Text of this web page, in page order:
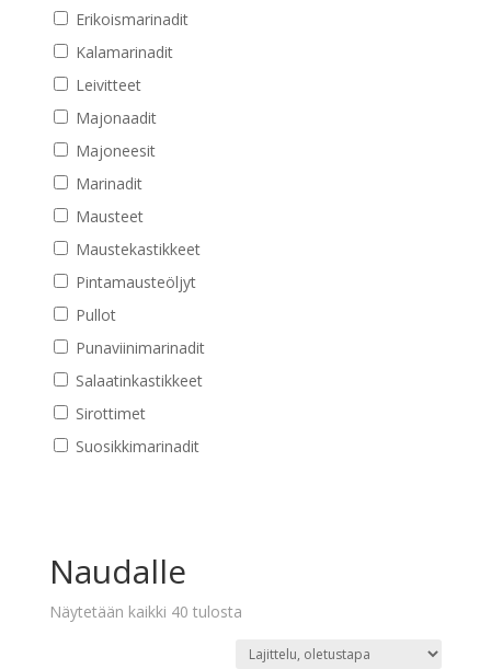
Naudalle
Näytetään kaikki 40 tulosta
Erikoismarinadit
Kalamarinadit
Leivitteet
Majonaadit
Majoneesit
Marinadit
Mausteet
Maustekastikkeet
Pintamausteöljyt
Pullot
Punaviinimarinadit
Salaatinkastikkeet
Sirottimet
Suosikkimarinadit